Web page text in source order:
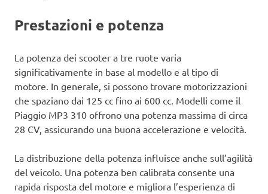
Prestazioni e potenza
La potenza dei scooter a tre ruote varia
significativamente in base al modello e al tipo di
motore. In generale, si possono trovare motorizzazioni
che spaziano dai 125 cc fino ai 600 cc. Modelli come il
Piaggio MP3 310 offrono una potenza massima di circa
28 CV, assicurando una buona accelerazione e velocità.
La distribuzione della potenza influisce anche sull’agilità
del veicolo. Una potenza ben calibrata consente una
rapida risposta del motore e migliora l’esperienza di